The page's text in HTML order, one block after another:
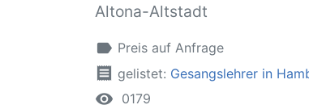
Altona-Altstadt
label Preis auf Anfrage
receipt gelistet: Gesangslehrer in
remove_red_eye 0179